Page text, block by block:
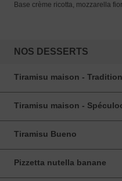
Base crème ricotta, mozzarella
NOS DESSERTS
Tiramisu maison -
Tiramisu maison -
Tiramisu Bueno
Pizzetta nutella banane